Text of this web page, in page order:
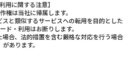
利用に関する注意】
権は当社に帰属します。
と類似するサービスへの転用を目的とした
ド・利用はお断りします。
合、法的措置を含む厳格な対応を行う場合
があります。